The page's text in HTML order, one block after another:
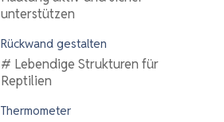
unterstützen
Rückwand gestalten
# Lebendige Strukturen für
Reptilien
Thermometer